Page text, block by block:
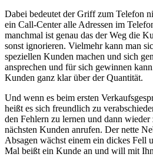
Dabei bedeutet der Griff zum Telefon
ein Call-Center alle Adressen im
manchmal ist genau das der Weg die
sonst ignorieren. Vielmehr kann man
speziellen Kunden machen und sich
ansprechen und für sich gewinnen
Kunden ganz klar über der Quantität.
Und wenn es beim ersten
heißt es sich freundlich zu
den Fehlern zu lernen und dann
nächsten Kunden anrufen. Der nette
Absagen wächst einem ein dickes Fell
Mal beißt ein Kunde an und will mit